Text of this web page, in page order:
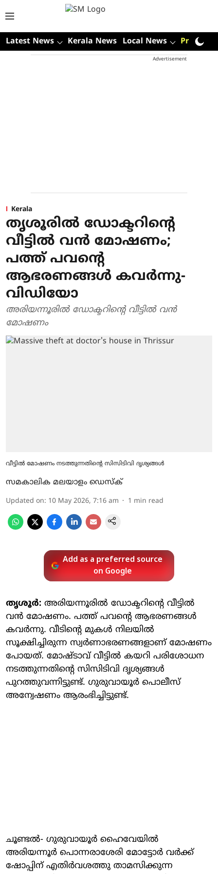
Latest News Kerala News Local News Premium
Advertisement
Kerala
തൃശൂരില്‍ ഡോക്ടറിന്റെ
വീട്ടില്‍ വന്‍ മോഷണം;
പത്ത് പവന്റെ
ആഭരണങ്ങള്‍ കവര്‍ന്നു-
വിഡിയോ
അരിയന്നൂരില്‍ ഡോക്ടറിന്റെ വീട്ടില്‍ വന്‍
മോഷണം
വീട്ടിൽ മോഷണം നടത്തുന്നതിന്റെ സിസിടിവി ദൃശ്യങ്ങൾ
സമകാലിക മലയാളം ഡെസ്ക്
Updated on: 10 May 2026, 7:16 am 1 min read
Add as a preferred source
on Google
തൃശൂര്‍: അരിയന്നൂരില്‍ ഡോക്ടറിന്റെ വീട്ടില്‍
വന്‍ മോഷണം. പത്ത് പവന്റെ ആഭരണങ്ങള്‍
കവര്‍ന്നു. വീടിന്റെ മുകള്‍ നിലയില്‍
സൂക്ഷിച്ചിരുന്ന സ്വര്‍ണാഭരണങ്ങളാണ് മോഷണം
പോയത്. മോഷ്ടാവ് വീട്ടില്‍ കയറി പരിശോധന
നടത്തുന്നതിന്റെ സിസിടിവി ദൃശ്യങ്ങള്‍
പുറത്തുവന്നിട്ടുണ്ട്. ഗുരുവായൂര്‍ പൊലീസ്
അന്വേഷണം ആരംഭിച്ചിട്ടുണ്ട്.
ചൂണ്ടല്‍- ഗുരുവായൂര്‍ ഹൈവേയില്‍
അരിയന്നൂര്‍ പൊന്നരാശേരി മോട്ടോര്‍ വര്‍ക്ക്
ഷോപ്പിന് എതിര്‍വശത്തു താമസിക്കുന്ന